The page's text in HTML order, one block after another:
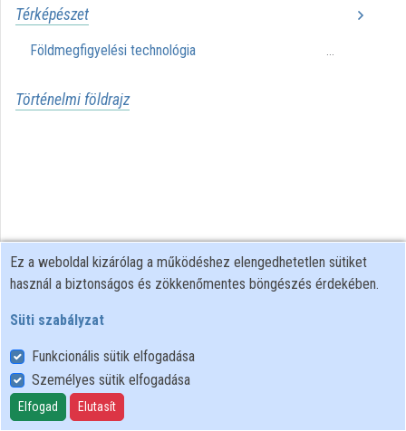
Intézmények
Közreműködők
Térképészet
Földmegfigyelési technológia
Történelmi földrajz
Felhasználói szabályzat
Adatkezelési tájékoztató
Süti szabályzat
Ez a weboldal kizárólag a működéshez elengedhetetlen sütiket
használ a biztonságos és zökkenőmentes böngészés érdekében.
Süti szabályzat
Funkcionális sütik elfogadása
Személyes sütik elfogadása
Elfogad Elutasít